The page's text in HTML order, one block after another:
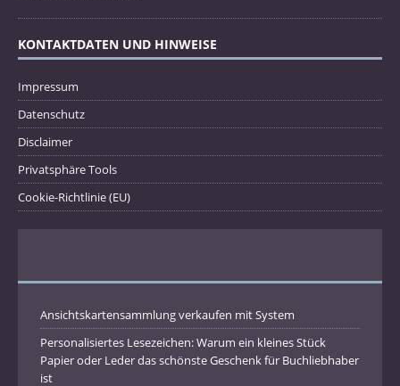
KONTAKTDATEN UND HINWEISE
Impressum
Datenschutz
Disclaimer
Privatsphäre Tools
Cookie-Richtlinie (EU)
Ansichtskartensammlung verkaufen mit System
Personalisiertes Lesezeichen: Warum ein kleines Stück
Papier oder Leder das schönste Geschenk für Buchliebhaber
ist